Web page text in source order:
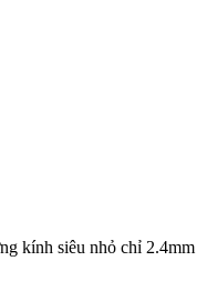
kính siêu nhỏ chỉ 2.4mm